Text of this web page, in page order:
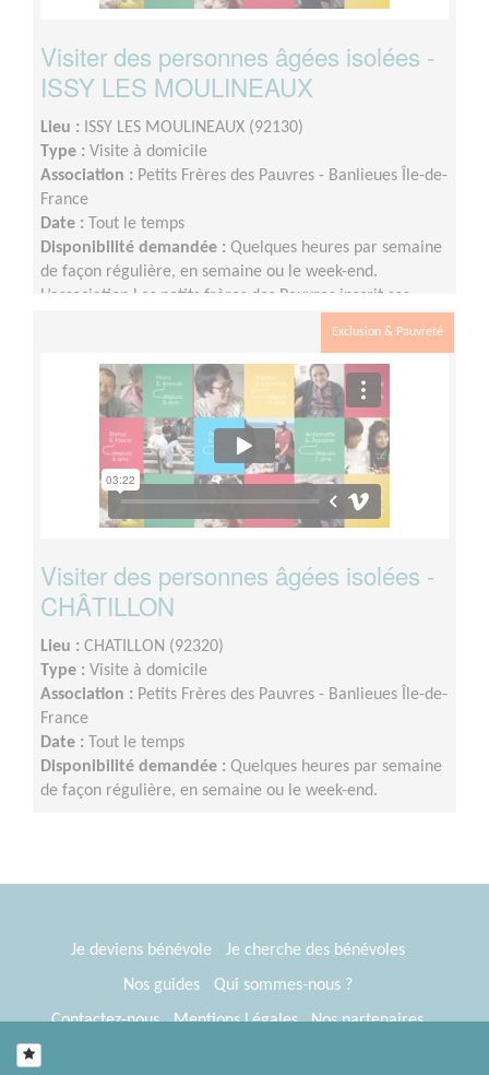
Visiter des personnes âgées isolées -
ISSY LES MOULINEAUX
Lieu : ISSY LES MOULINEAUX (92130)
Type : Visite à domicile
Association : Petits Frères des Pauvres - Banlieues Île-de-
France
Date : Tout le temps
Disponibilité demandée : Quelques heures par semaine
de façon régulière, en semaine ou le week-end.
L’association Les petits frères des Pauvres inscrit ses
bénévole.
Exclusion & Pauvreté
Visiter des personnes âgées isolées -
CHÂTILLON
Lieu : CHATILLON (92320)
Type : Visite à domicile
Association : Petits Frères des Pauvres - Banlieues Île-de-
France
Date : Tout le temps
Disponibilité demandée : Quelques heures par semaine
de façon régulière, en semaine ou le week-end.
Je deviens bénévole
Je cherche des bénévoles
Nos guides
Qui sommes-nous ?
Contactez-nous
Mentions Légales
Nos partenaires